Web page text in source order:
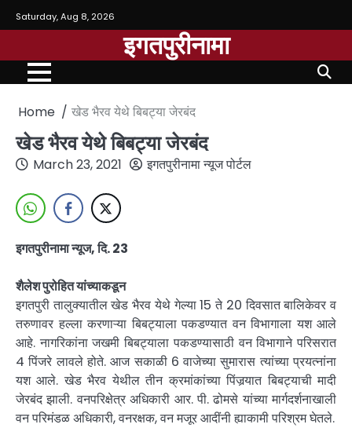
Saturday, Aug 8, 2026
इगतपुरीनामा
Home खेड भैरव येथे बिबट्या जेरबंद
खेड भैरव येथे बिबट्या जेरबंद
March 23, 2021 इगतपुरीनामा न्यूज पोर्टल
इगतपुरीनामा न्यूज, दि. 23
शैलेश पुरोहित यांच्याकडून
इगतपुरी तालुक्यातील खेड भैरव येथे गेल्या 15 ते 20 दिवसात बालिकेवर व
तरुणावर हल्ला करणाऱ्या बिबट्याला पकडण्यात वन विभागाला यश आले
आहे. नागरिकांना जखमी बिबट्याला पकडण्यासाठी वन विभागाने परिसरात
4 पिंजरे लावले होते. आज सकाळी 6 वाजेच्या सुमारास त्यांच्या प्रयत्नांना
यश आले. खेड भैरव येथील तीन क्रमांकांच्या पिंजर्‍यात बिबट्याची मादी
जेरबंद झाली. वनपरिक्षेत्र अधिकारी आर. पी. ढोमसे यांच्या मार्गदर्शनाखाली
वन परिमंडळ अधिकारी, वनरक्षक, वन मजूर आदींनी ह्याकामी परिश्रम घेतले.